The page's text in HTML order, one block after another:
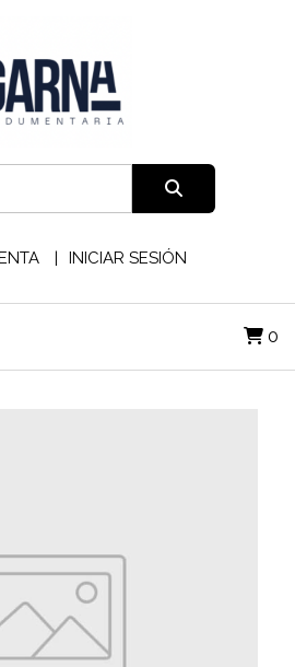
INICIAR SESIÓN
0